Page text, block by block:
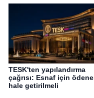
TESK'ten yapılandırma
çağrısı: Esnaf için
hale getirilmeli